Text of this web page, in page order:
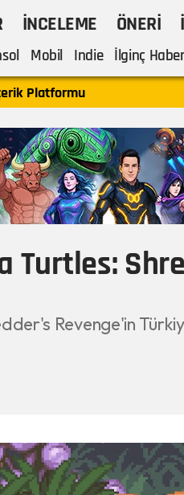
İNCELEME ÖNERI
Mobil Indie İlginç Haber
Platformu
Revenge'in